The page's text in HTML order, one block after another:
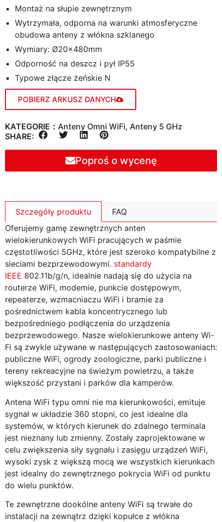
Montaż na słupie zewnętrznym
Wytrzymała, odporna na warunki atmosferyczne
obudowa anteny z włókna szklanego
Wymiary: Ø20×480mm
Odporność na deszcz i pył IP55
Typowe złącze żeńskie N
POBIERZ ARKUSZ DANYCH
KATEGORIE： Anteny Omni WiFi, Anteny 5 GHz
SHARE:
Poproś o wycenę
Szczegóły produktu
FAQ
Oferujemy gamę zewnętrznych anten
wielokierunkowych WiFi pracujących w paśmie
częstotliwości 5GHz, które jest szeroko kompatybilne z
sieciami bezprzewodowymi. standardy
IEEE 802.11b/g/n, idealnie nadają się do użycia na
routerze WiFi, modemie, punkcie dostępowym,
repeaterze, wzmacniaczu WiFi i bramie za
pośrednictwem kabla koncentrycznego lub
bezpośredniego podłączenia do urządzenia
bezprzewodowego. Nasze wielokierunkowe anteny Wi-
Fi są zwykle używane w następujących zastosowaniach:
publiczne WiFi, ogrody zoologiczne, parki publiczne i
tereny rekreacyjne na świeżym powietrzu, a także
większość przystani i parków dla kamperów.
Antena WiFi typu omni nie ma kierunkowości, emituje
sygnał w układzie 360 stopni, co jest idealne dla
systemów, w których kierunek do zdalnego terminala
jest nieznany lub zmienny. Zostały zaprojektowane w
celu zwiększenia siły sygnału i zasięgu urządzeń WiFi,
wysoki zysk z większą mocą we wszystkich kierunkach
jest idealny do zewnętrznego pokrycia WiFi od punktu
do wielu punktów.
Te zewnętrzne dookólne anteny WiFi są trwałe do
instalacji na zewnątrz dzięki kopułce z włókna